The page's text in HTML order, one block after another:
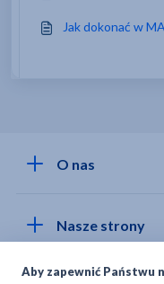
Jak dokonać w